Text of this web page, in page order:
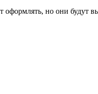
оформлять, но они будут